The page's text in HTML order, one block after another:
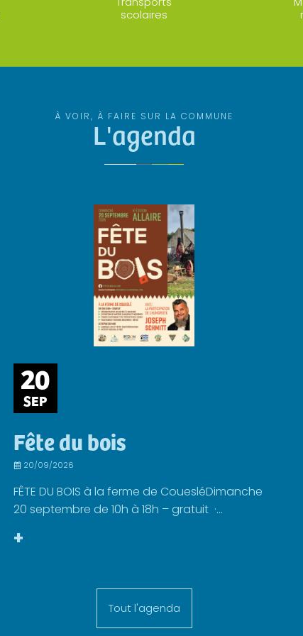
scolaires
À VOIR, À FAIRE SUR LA COMMUNE
L'agenda
20
SEP
Fête du bois
20/09/2026
FÊTE DU BOIS à la ferme de CouesléDimanche
20 septembre de 10h à 18h – gratuit ·...
+
Tout l'agenda